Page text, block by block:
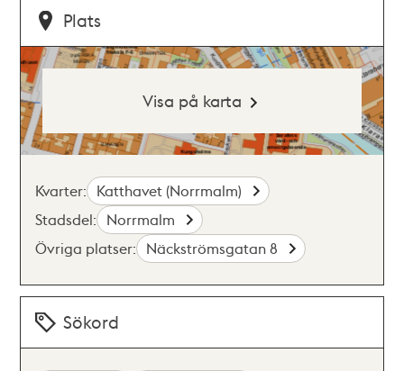
Plats
Visa på karta
Kvarter: Katthavet (Norrmalm)
Stadsdel: Norrmalm
Övriga platser: Näckströmsgatan 8
Sökord